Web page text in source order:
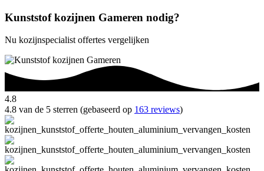
Kunststof kozijnen Gameren nodig?
Nu kozijnspecialist offertes vergelijken
4.8
4.8 van de 5 sterren (gebaseerd op 163 reviews)